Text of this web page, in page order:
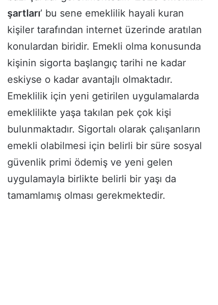
şartları’ bu sene emeklilik hayali kuran
kişiler tarafından internet üzerinde aratılan
konulardan biridir. Emekli olma konusunda
kişinin sigorta başlangıç tarihi ne kadar
eskiyse o kadar avantajlı olmaktadır.
Emeklilik için yeni getirilen uygulamalarda
emeklilikte yaşa takılan pek çok kişi
bulunmaktadır. Sigortalı olarak çalışanların
emekli olabilmesi için belirli bir süre sosyal
güvenlik primi ödemiş ve yeni gelen
uygulamayla birlikte belirli bir yaşı da
tamamlamış olması gerekmektedir.